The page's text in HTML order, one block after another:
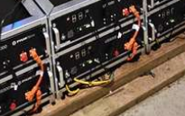
Sauvegarder